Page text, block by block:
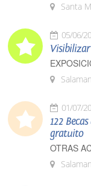
Santa
05/06/
01/07/
122
gratuito
OTRAS